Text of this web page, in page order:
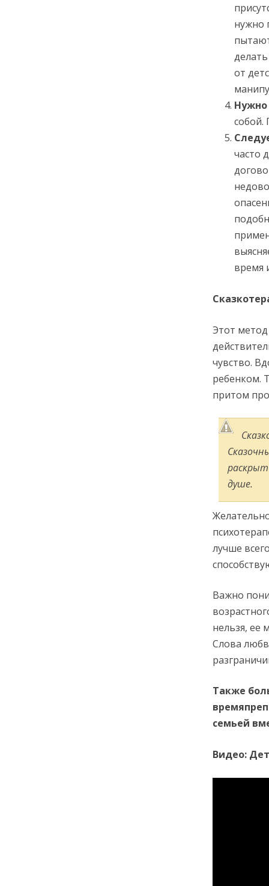
нужно
от
Нужно
собой.
часто
время
Этот
чувство.
ребенком.
притом
душе.
лучше
Важно
нельзя, ее
Слова
Также
семьей
Видео: